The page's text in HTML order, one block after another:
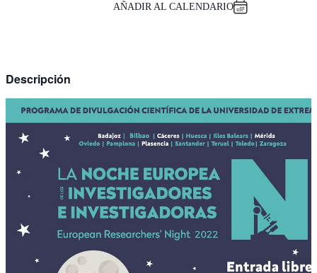
AÑADIR AL CALENDARIO
Descripción